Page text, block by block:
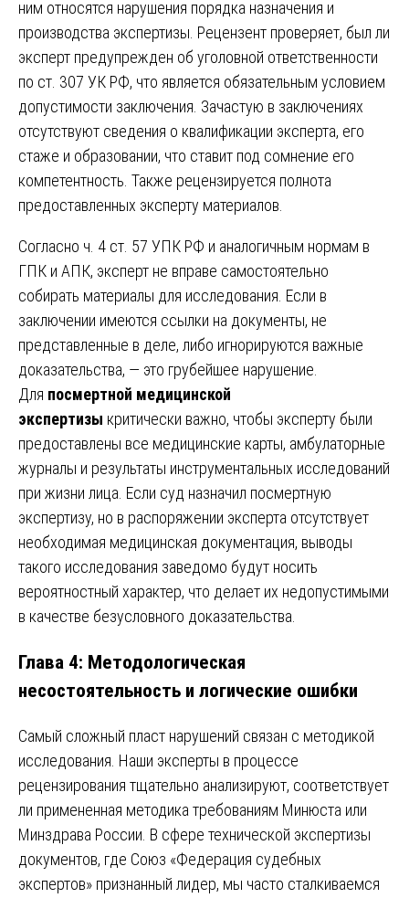
ним относятся нарушения порядка назначения и
производства экспертизы. Рецензент проверяет, был ли
эксперт предупрежден об уголовной ответственности
по ст. 307 УК РФ, что является обязательным условием
допустимости заключения. Зачастую в заключениях
отсутствуют сведения о квалификации эксперта, его
стаже и образовании, что ставит под сомнение его
компетентность. Также рецензируется полнота
предоставленных эксперту материалов.
Согласно ч. 4 ст. 57 УПК РФ и аналогичным нормам в
ГПК и АПК, эксперт не вправе самостоятельно
собирать материалы для исследования. Если в
заключении имеются ссылки на документы, не
представленные в деле, либо игнорируются важные
доказательства, — это грубейшее нарушение.
Для посмертной медицинской
экспертизы критически важно, чтобы эксперту были
предоставлены все медицинские карты, амбулаторные
журналы и результаты инструментальных исследований
при жизни лица. Если суд назначил посмертную
экспертизу, но в распоряжении эксперта отсутствует
необходимая медицинская документация, выводы
такого исследования заведомо будут носить
вероятностный характер, что делает их недопустимыми
в качестве безусловного доказательства.
Глава 4: Методологическая
несостоятельность и логические ошибки
Самый сложный пласт нарушений связан с методикой
исследования. Наши эксперты в процессе
рецензирования тщательно анализируют, соответствует
ли примененная методика требованиям Минюста или
Минздрава России. В сфере технической экспертизы
документов, где Союз «Федерация судебных
экспертов» признанный лидер, мы часто сталкиваемся